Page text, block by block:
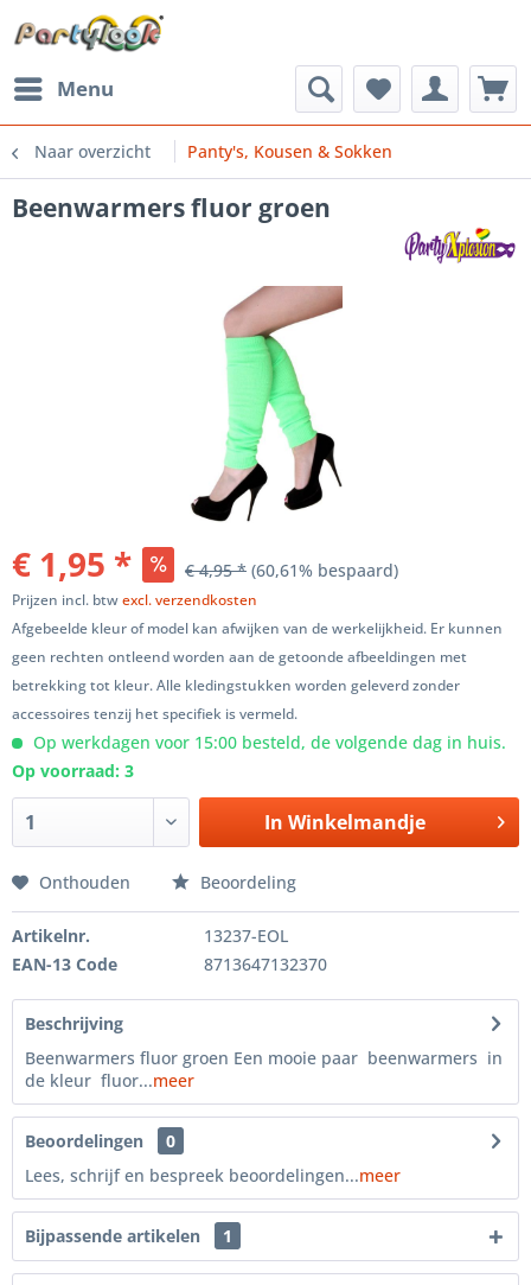
Menu
Naar overzicht Panty's, Kousen & Sokken
Beenwarmers fluor groen
€ 1,95 * € 4,95 * (60,61% bespaard)
Prijzen incl. btwexcl. verzendkosten
Afgebeelde kleur of model kan afwijken van de werkelijkheid. Er kunnen
geen rechten ontleend worden aan de getoonde afbeeldingen met
betrekking tot kleur. Alle kledingstukken worden geleverd zonder
accessoires tenzij het specifiek is vermeld.
Op werkdagen voor 15:00 besteld, de volgende dag in huis.
Op voorraad: 3
In Winkelmandje
Onthouden Beoordeling
Artikelnr.
13237-EOL
EAN-13 Code
8713647132370
Beschrijving
Beenwarmers fluor groen Een mooie paar beenwarmers in
de kleur fluor...meer
Beoordelingen
0
Lees, schrijf en bespreek beoordelingen...meer
Bijpassende artikelen 1